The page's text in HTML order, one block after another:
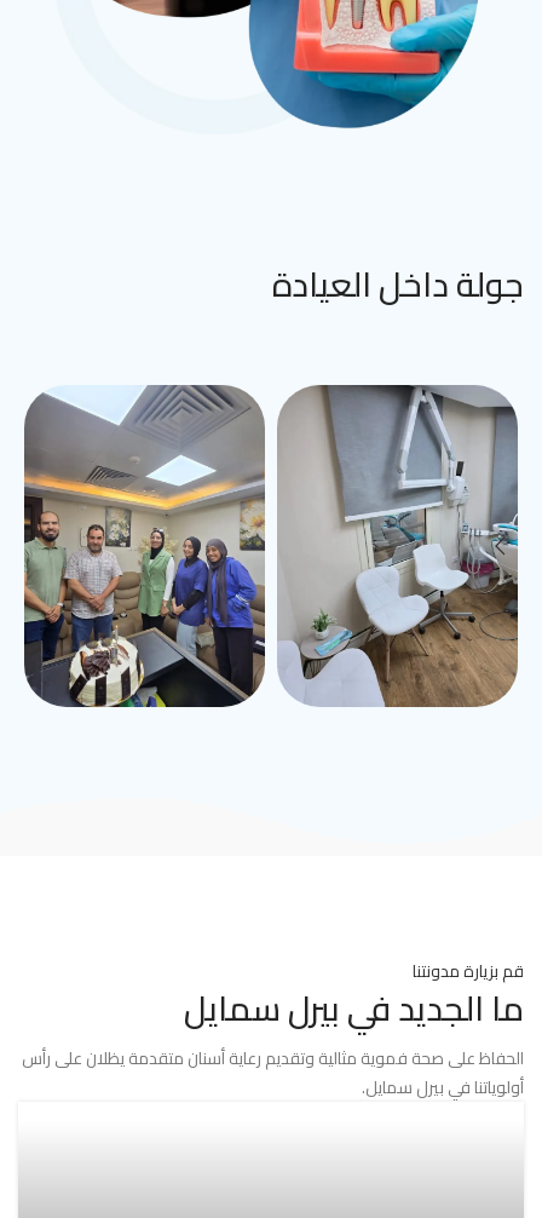
جولة داخل العيادة
قم بزيارة مدونتنا
ما الجديد في بيرل سمايل
الحفاظ على صحة فموية مثالية وتقديم رعاية أسنان متقدمة يظلان على رأس
أولوياتنا في بيرل سمايل.